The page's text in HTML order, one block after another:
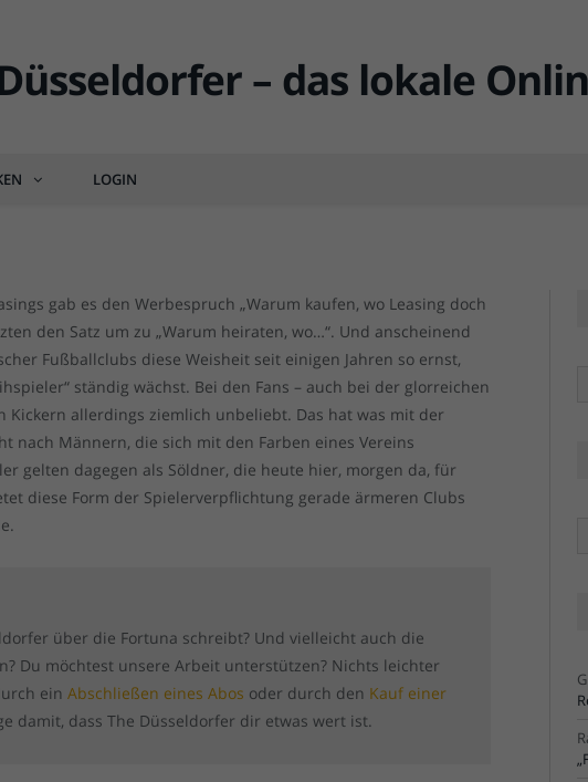
LOGIN
Warum kaufen, wo leihen doch so
2 COMMENTS
gab es den Werbespruch „Warum kaufen, wo Leasing doch
den Satz um zu „Warum heiraten, wo…“. Und anscheinend
Fußballclubs diese Weisheit seit einigen Jahren so ernst,
ständig wächst. Bei den Fans – auch bei der glorreichen
Kickern allerdings ziemlich unbeliebt. Das hat was mit der
nach Männern, die sich mit den Farben eines Vereins
gelten dagegen als Söldner, die heute hier, morgen da, für
diese Form der Spielerverpflichtung gerade ärmeren Clubs
über die Fortuna schreibt? Und vielleicht auch die
Du möchtest unsere Arbeit unterstützen? Nichts leichter
einAbschließen eines Abos oder durch den Kauf einer
damit, dass The Düsseldorfer dir etwas wert ist.